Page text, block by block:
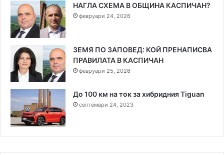
НАГЛА СХЕМА В ОБЩИНА КАСПИЧАН?
февруари 24, 2026
ЗЕМЯ ПО ЗАПОВЕД: КОЙ ПРЕНАПИСВА
ПРАВИЛАТА В КАСПИЧАН
февруари 25, 2026
До 100 км на ток за хибридния Tiguan
септември 24, 2023